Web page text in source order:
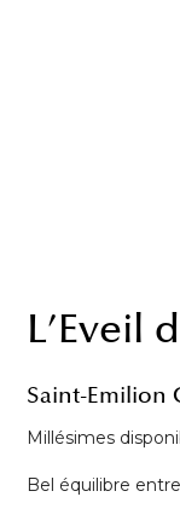
L’Eveil
Saint-Emilion
Millésimes
Bel équilibre